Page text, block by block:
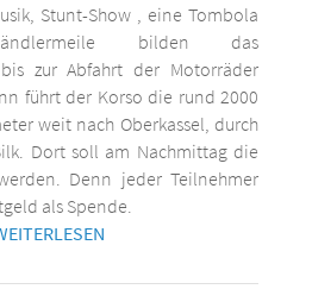
Stunt-Show , eine Tombola
bilden das
zur Abfahrt der Motorräder
führt der Korso die rund 2000
weit nach Oberkassel, durch
Dort soll am Nachmittag die
Denn jeder Teilnehmer
als Spende.